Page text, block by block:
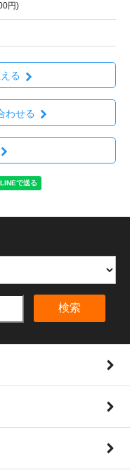
円)
る
わせる
検索